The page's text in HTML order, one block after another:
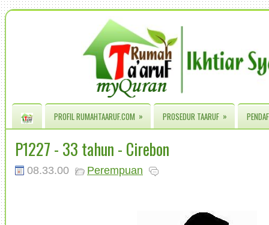
PROFIL RUMAHTAARUF.COM » PROSEDUR TAARUF »
P1227 - 33 tahun - Cirebon
08.33.00 Perempuan